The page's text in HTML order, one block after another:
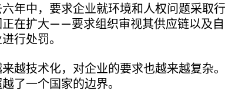
年中，要求企业就环境和人权问题采取
正在扩大——要求组织审视其供应链以及
行处罚。
越技术化，对企业的要求也越来越复杂
了一个国家的边界。